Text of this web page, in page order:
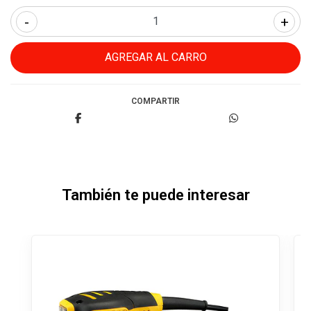
+
-
COMPARTIR
También te puede interesar